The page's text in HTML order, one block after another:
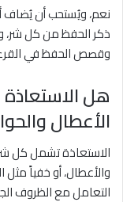
نعم، ويُستحب أن يُضاف
ذكر الحفظ من كل شر،
وقصص الحفظ في
هل
الأعطال
الاستعاذة تشمل كل
والأعطال، أو خفياً مثل
التعامل مع الظروف